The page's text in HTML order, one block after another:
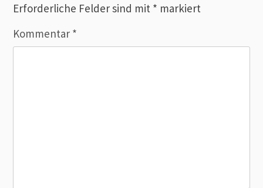
Erforderliche Felder sind mit * markiert
Kommentar *